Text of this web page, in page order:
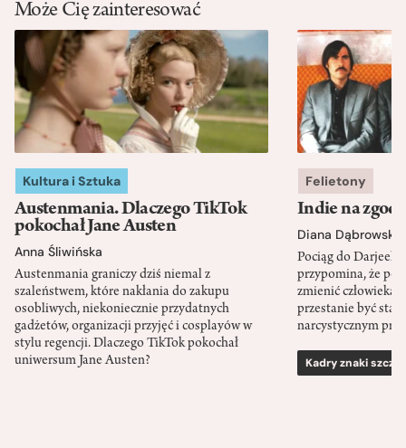
Może Cię zainteresować
Kultura i Sztuka
Austenmania. Dlaczego TikTok
pokochał Jane Austen
Anna Śliwińska
Austenmania graniczy dziś niemal z
szaleństwem, które nakłania do zakupu
osobliwych, niekoniecznie przydatnych
gadżetów, organizacji przyjęć i cosplayów w
stylu regencji. Dlaczego TikTok pokochał
uniwersum Jane Austen?
Felietony
Indie na
Diana Dąbrowska
Pociąg do
przypomina, że
zmienić człowieka
przestanie być
narcystycznym
Kadry znaki